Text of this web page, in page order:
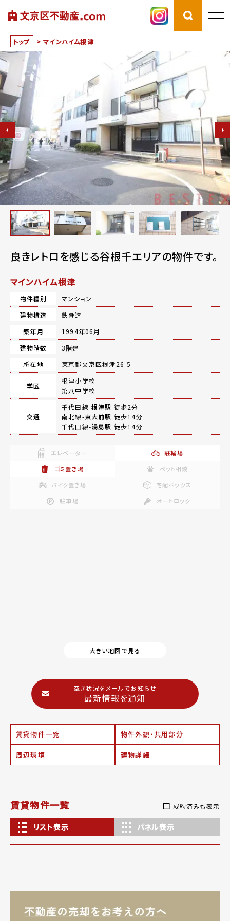
トップ > マインハイム根津
良きレトロを感じる谷根千エリアの物件です。
マインハイム根津
物件種別
マンション
建物構造
鉄骨造
築年月
1994年06月
建物階数
3階建
所在地
東京都文京区根津26-5
学区
根津小学校
第八中学校
交通
千代田線-根津駅 徒歩2分
南北線-東大前駅 徒歩14分
千代田線-湯島駅 徒歩14分
エレベーター
駐輪場
ゴミ置き場
ペット相談
バイク置き場
宅配ボックス
駐車場
オートロック
大きい地図で見る
空き状況をメールでお知らせ
最新情報を通知
賃貸物件一覧 物件外観・共用部分
周辺環境 建物詳細
賃貸物件一覧 成約済みも表示
リスト表示 パネル表示